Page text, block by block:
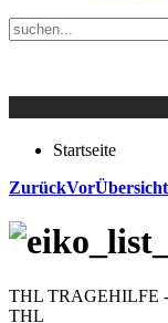
Startseite
ZurückVorÜbersicht
THL TRAGEHILFE
THL